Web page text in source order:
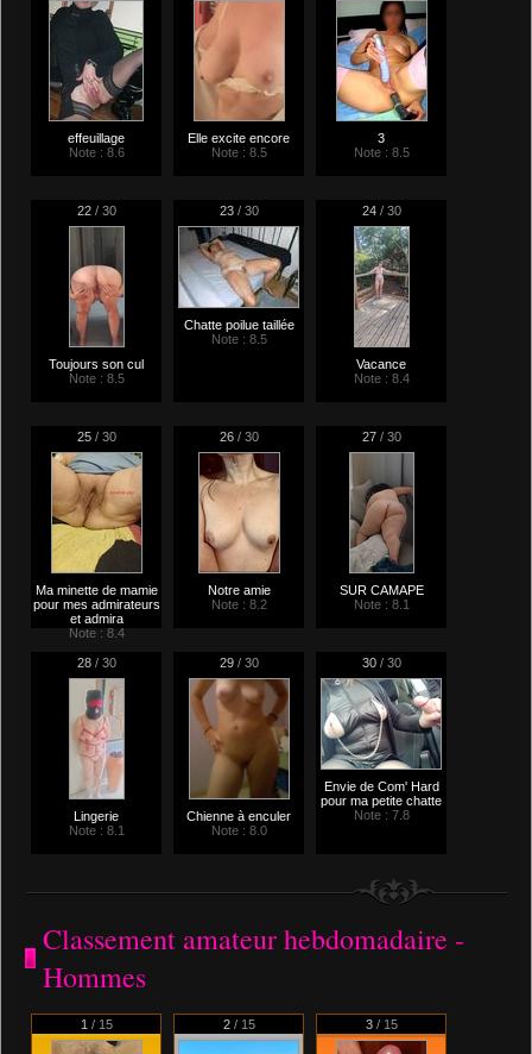
effeuillage
Note : 8.6
Elle excite encore
Note : 8.5
3
Note : 8.5
22/ 30
Toujours son cul
Note : 8.5
23/ 30
Chatte poilue taillée
Note : 8.5
24/ 30
Vacance
Note : 8.4
25/ 30
Ma minette de mamie
pour mes admirateurs
et admira
Note : 8.4
26/ 30
Notre amie
Note : 8.2
27/ 30
SUR CAMAPE
Note : 8.1
28/ 30
Lingerie
Note : 8.1
29/ 30
Chienne à enculer
Note : 8.0
30/ 30
Envie de Com' Hard
pour ma petite chatte
Note : 7.8
Classement amateur hebdomadaire -
Hommes
1 / 15 2/ 15 3/ 15